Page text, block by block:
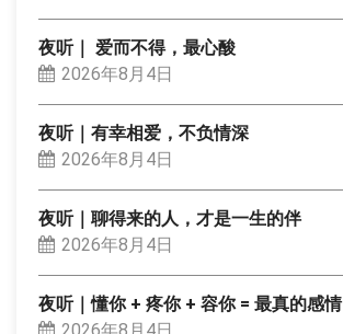
夜听｜ 爱而不得，最心酸
2026年8月4日
夜听｜有幸相爱，不负情深
2026年8月4日
夜听｜聊得来的人，才是一生的伴
2026年8月4日
夜听｜懂你 + 疼你 + 容你 = 最真的感情